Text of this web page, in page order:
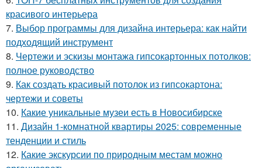
красивого интерьера
7. Выбор программы для дизайна интерьера: как найти
подходящий инструмент
8. Чертежи и эскизы монтажа гипсокартонных потолков:
полное руководство
9. Как создать красивый потолок из гипсокартона:
чертежи и советы
10. Какие уникальные музеи есть в Новосибирске
11. Дизайн 1-комнатной квартиры 2025: современные
тенденции и стиль
12. Какие экскурсии по природным местам можно